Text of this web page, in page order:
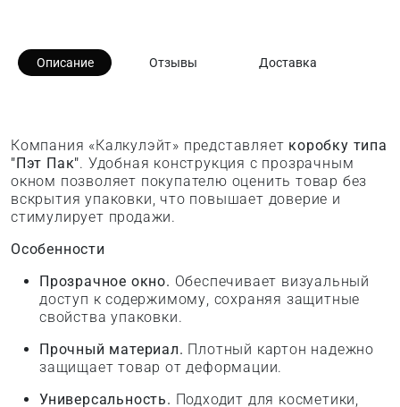
Описание Отзывы Доставка
Компания «Калкулэйт» представляет коробку типа
"Пэт Пак". Удобная конструкция с прозрачным
окном позволяет покупателю оценить товар без
вскрытия упаковки, что повышает доверие и
стимулирует продажи.
Особенности
Прозрачное окно. Обеспечивает визуальный
доступ к содержимому, сохраняя защитные
свойства упаковки.
Прочный материал. Плотный картон надежно
защищает товар от деформации.
Универсальность. Подходит для косметики,